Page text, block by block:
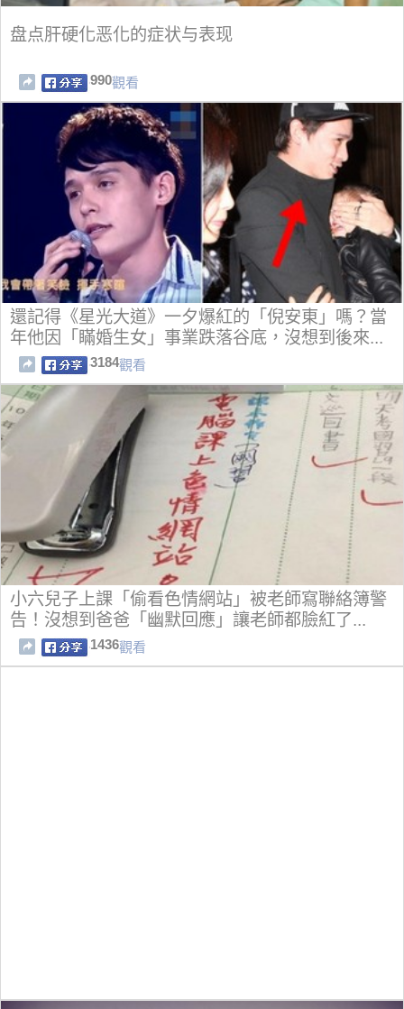
盘点肝硬化恶化的症状与表现
990觀看
還記得《星光大道》一夕爆紅的「倪安東」嗎？當
年他因「瞞婚生女」事業跌落谷底，沒想到後來...
3184觀看
小六兒子上課「偷看色情網站」被老師寫聯絡簿警
告！沒想到爸爸「幽默回應」讓老師都臉紅了...
1436觀看